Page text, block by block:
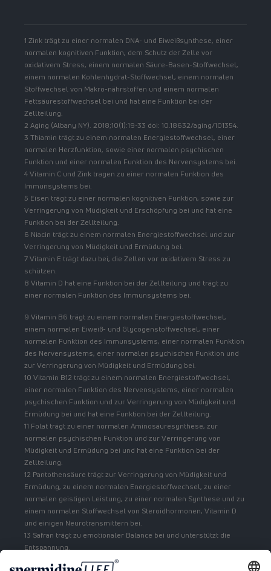
1 Zink trägt zu einer normalen DNA- und Eiweißsynthese, einer
normalen kognitiven Funktion, dem Schutz der Zelle vor
oxidativem Stress, einem normalen Säure-Basen-Stoffwechsel,
einem normalen Kohlenhydrat-Stoffwechsel, einem normalen
Stoffwechsel von Makro-nährstoffen und einem normalen
Fettsäurestoffwechsel bei und hat eine Funktion bei der
Zellteilung.
2 Aging (Albany NY). 2018;10(1):19-33 doi: 10.18632/aging/101354.
3 Thiamin trägt zu einem normalen Energiestoffwechsel, einer
normalen Herzfunktion, sowie einer normalen psychischen
Funktion und einer normalen Funktion des Nervensystems bei.
4 Vitamin C und Zink tragen zu einer normalen Funktion des
Immunsystems bei.
5 Eisen trägt zu einer normalen kognitiven Funktion, sowie zur
Verringerung von Müdigkeit und Erschöpfung bei und hat eine
Funktion bei der Zellteilung.
6 Niacin trägt zu einem normalen Energiestoffwechsel und zur
Verringerung von Müdigkeit und Ermüdung bei.
7 Vitamin E trägt dazu bei, die Zellen vor oxidativem Stress zu
schützen.
8 Vitamin D hat eine Funktion bei der Zellteilung und trägt zu
einer normalen Funktion des Immunsystems bei.
9 Vitamin B6 trägt zu einem normalen Energiestoffwechsel,
einem normalen Eiweiß- und Glycogenstoffwechsel, einer
normalen Funktion des Immunsystems, einer normalen Funktion
des Nervensystems, einer normalen psychischen Funktion und
zur Verringerung von Müdigkeit und Ermüdung bei.
10 Vitamin B12 trägt zu einem normalen Energiestoffwechsel,
einer normalen Funktion des Nervensystems, einer normalen
psychischen Funktion und zur Verringerung von Müdigkeit und
Ermüdung bei und hat eine Funktion bei der Zellteilung.
11 Folat trägt zu einer normalen Aminosäuresynthese, zur
normalen psychischen Funktion und zur Verringerung von
Müdigkeit und Ermüdung bei und hat eine Funktion bei der
Zellteilung.
12 Pantothensäure trägt zur Verringerung von Müdigkeit und
Ermüdung, zu einem normalen Energiestoffwechsel, zu einer
normalen geistigen Leistung, zu einer normalen Synthese und zu
einem normalen Stoffwechsel von Steroidhormonen, Vitamin D
und einigen Neurotransmittern bei.
13 Safran trägt zu emotionaler Balance bei und unterstützt die
Entspannung.